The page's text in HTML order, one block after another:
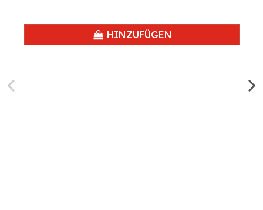
HINZUFÜGEN